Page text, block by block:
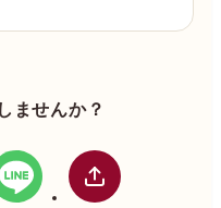
ませんか？